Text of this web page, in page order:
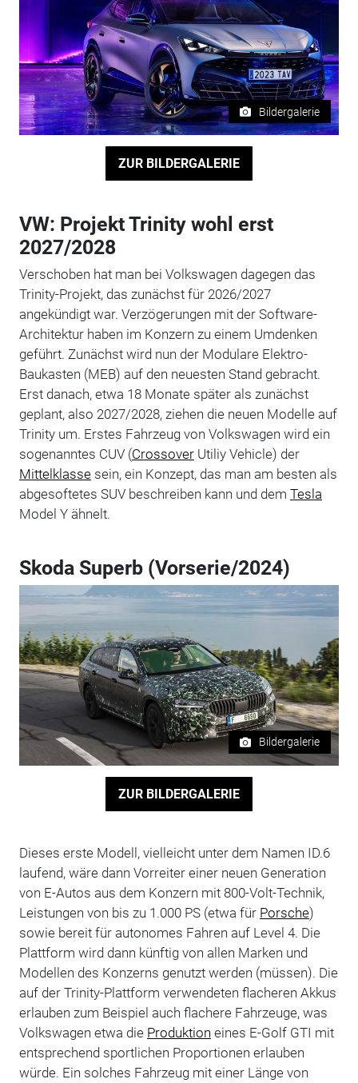
Bildergalerie
ZUR BILDERGALERIE
VW: Projekt Trinity wohl erst
2027/2028
Verschoben hat man bei Volkswagen dagegen das
Trinity-Projekt, das zunächst für 2026/2027
angekündigt war. Verzögerungen mit der Software-
Architektur haben im Konzern zu einem Umdenken
geführt. Zunächst wird nun der Modulare Elektro-
Baukasten (MEB) auf den neuesten Stand gebracht.
Erst danach, etwa 18 Monate später als zunächst
geplant, also 2027/2028, ziehen die neuen Modelle auf
Trinity um. Erstes Fahrzeug von Volkswagen wird ein
sogenanntes CUV (CrossoverUtiliy Vehicle) der
Mittelklassesein, ein Konzept, das man am besten als
abgesoftetes SUV beschreiben kann und dem Tesla
Model Y ähnelt.
Skoda Superb (Vorserie/2024)
Bildergalerie
ZUR BILDERGALERIE
Dieses erste Modell, vielleicht unter dem Namen ID.6
laufend, wäre dann Vorreiter einer neuen Generation
von E-Autos aus dem Konzern mit 800-Volt-Technik,
Leistungen von bis zu 1.000 PS (etwa für Porsche)
sowie bereit für autonomes Fahren auf Level 4. Die
Plattform wird dann künftig von allen Marken und
Modellen des Konzerns genutzt werden (müssen). Die
auf der Trinity-Plattform verwendeten flacheren Akkus
erlauben zum Beispiel auch flachere Fahrzeuge, was
Volkswagen etwa die Produktion eines E-Golf GTI mit
entsprechend sportlichen Proportionen erlauben
würde. Ein solches Fahrzeug mit einer Länge von